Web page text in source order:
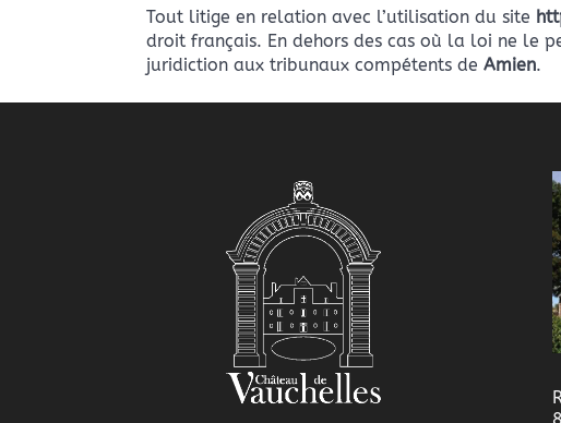
Tout litige en relation avec l’utilisation du site
droit français. En dehors des cas où la loi ne le
juridiction aux tribunaux compétents deAmien.